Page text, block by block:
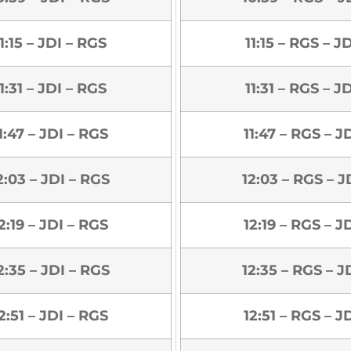
– JDI – RGS
– JDI – RGS
– JDI – RGS
– JDI – RGS
– JDI – RGS
– JDI – RGS
– JDI – RGS
11:15 – RGS –
11:31 – RGS –
11:47 – RGS –
12:03 – RGS –
12:19 – RGS –
12:35 – RGS –
12:51 – RGS –